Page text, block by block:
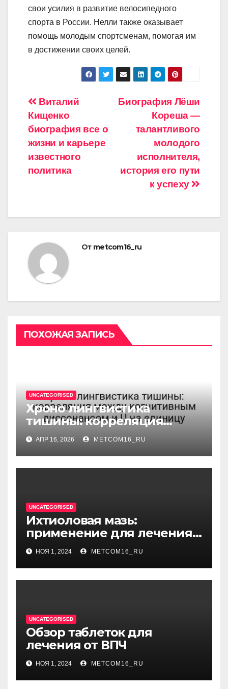
свои усилия в развитие велосипедного
спорта в России. Нелли также оказывает
помощь молодым спортсменам, помогая им
в достижении своих целей.
Навигация
по
записям
Биография Лёши
Кореша —
талантливого
молодого
исполнителя,
история его пути
к успеху
Виталий
Кищенко
биография все о
жизни и карьере
известного
политика
От metcom16_ru
ПОХОЖАЯ ЗАПИСЬ
UNCATEGORISED
Хроно лингвистика
тишины: корреляция
между когнитивным
диссонансом и U на
единицу
АПР 16, 2026 METCOM16_RU
UNCATEGORISED
Ихтиоловая мазь:
применение для лечения
фурункулов
НОЯ 1, 2024 METCOM16_RU
UNCATEGORISED
Обзор таблеток для
лечения от ВПЧ
НОЯ 1, 2024 METCOM16_RU